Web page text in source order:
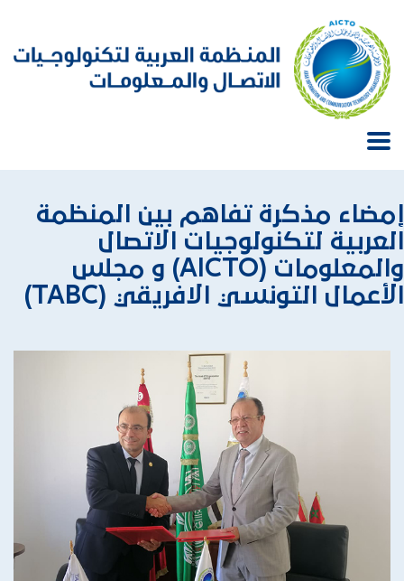
إمضاء مذكرة تفاهم بين المنظمة
العربية لتكنولوجيات الاتصال
والمعلومات (AICTO) و مجلس
الأعمال التونسي الافريقي (TABC)